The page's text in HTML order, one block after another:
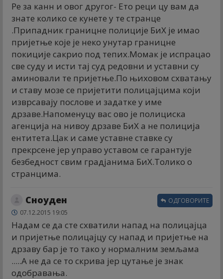
Ре за канн и овог другог- Ето реци цу вам да
знате колико се кунете у те странце
.Припадник границне полиције БиХ је имао
пријетње које је неко унутар границне
покиције сакрио под тепих.Момак је испрацао
све суду и исти тај суд редовни и уставни су
аминовали те пријетње.По њиховом схватању
и ставу мозе се пријетити полицајцима који
изврсавају послове и задатке у име
дрзаве.Напоменуцу вас ово је полициска
агенција на нивоу дрзаве БиХ а не полиција
ентитета.Цак и саме уставне ставке су
прекрсене јер управо уставом се гарантује
безбедност свим градјанима БиХ.Толико о
странцима.
Сноуден
07.12.2015 19:05
Надам се да сте схватили напад на полицајца
и пријетње полицајцу су напад и пријетње на
дрзаву бар је то тако у нормалним земљама
.....А не да се то скрива јер цутање је знак
одобравања.
ОДГОВОРИТЕ